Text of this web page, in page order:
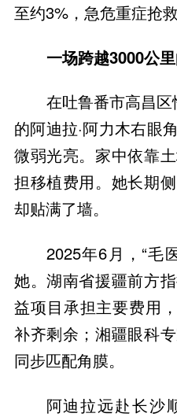
至约3%，急危重症抢
一场跨越3000公
在吐鲁番市高昌
的阿迪拉·阿力木右眼
微弱光亮。家中依靠
担移植费用。她长期
却贴满了墙。
2025年6月，“毛
她。湖南省援疆前方
益项目承担主要费用
补齐剩余；湘疆眼科
同步匹配角膜。
阿迪拉远赴长沙